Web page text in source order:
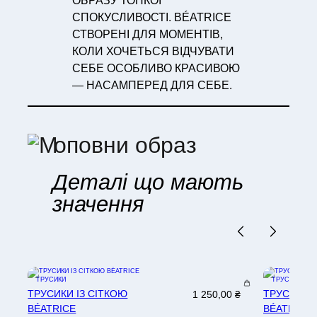
СПОКУСЛИВОСТІ. BÉATRICE
СТВОРЕНІ ДЛЯ МОМЕНТІВ,
КОЛИ ХОЧЕТЬСЯ ВІДЧУВАТИ
СЕБЕ ОСОБЛИВО КРАСИВОЮ
— НАСАМПЕРЕД ДЛЯ СЕБЕ.
оповни образ
Деталі що мають
значення
ТРУСИКИ
ТРУСИКИ ІЗ СІТКОЮ
BÉATRICE
1 250,00₴
ТРУСИКИ
ТРУСИКИ
BÉATRICE